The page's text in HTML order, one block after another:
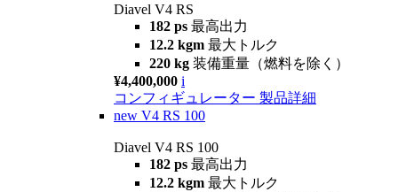
Diavel V4 RS
182 ps 最高出力
12.2 kgm 最大トルク
220 kg 装備重量（燃料を除く）
¥4,400,000 i
コンフィギュレーター 製品詳細
new V4 RS 100
Diavel V4 RS 100
182 ps 最高出力
12.2 kgm 最大トルク